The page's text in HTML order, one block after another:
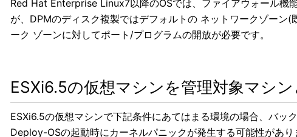
Red Hat Enterprise Linux7以降のOSでは、ファイアウォール
が、DPMのディスク複製ではデフォルトの ネットワークゾー
ーク ゾーンに対してポート/プログラムの開放が必要です。
ESXi6.5の仮想マシンを管理対象マシ
ESXi6.5の仮想マシンで下記条件にあてはまる環境の場合、バッ
Deploy-OSの起動時にカーネルパニックが発生する可能性があり